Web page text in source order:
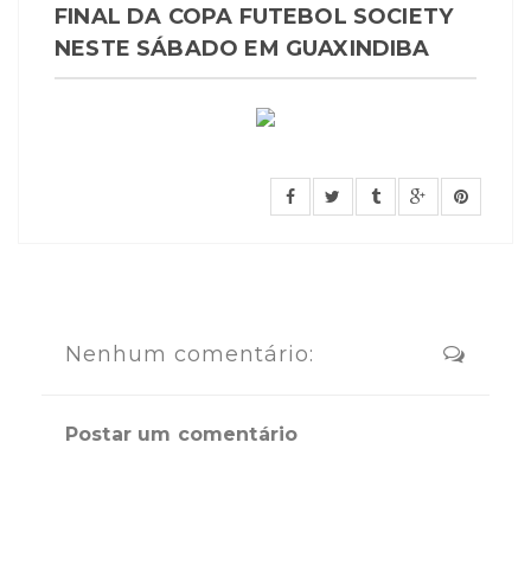
FINAL DA COPA FUTEBOL SOCIETY
NESTE SÁBADO EM GUAXINDIBA
Nenhum comentário:
Postar um comentário